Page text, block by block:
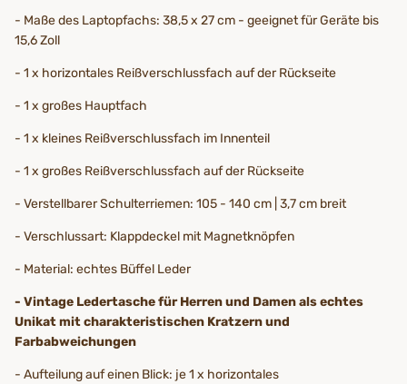
- Maße des Laptopfachs: 38,5 x 27 cm - geeignet für Geräte bis
15,6 Zoll
- 1 x horizontales Reißverschlussfach auf der Rückseite
- 1 x großes Hauptfach
- 1 x kleines Reißverschlussfach im Innenteil
- 1 x großes Reißverschlussfach auf der Rückseite
- Verstellbarer Schulterriemen: 105 - 140 cm | 3,7 cm breit
- Verschlussart: Klappdeckel mit Magnetknöpfen
- Material: echtes Büffel Leder
- Vintage Ledertasche für Herren und Damen als echtes
Unikat mit charakteristischen Kratzern und
Farbabweichungen
- Aufteilung auf einen Blick: je 1 x horizontales